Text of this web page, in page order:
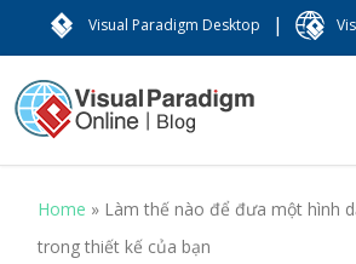
Visual Paradigm Desktop |
Home » Làm thế nào để đưa một hình
trong thiết kế của bạn